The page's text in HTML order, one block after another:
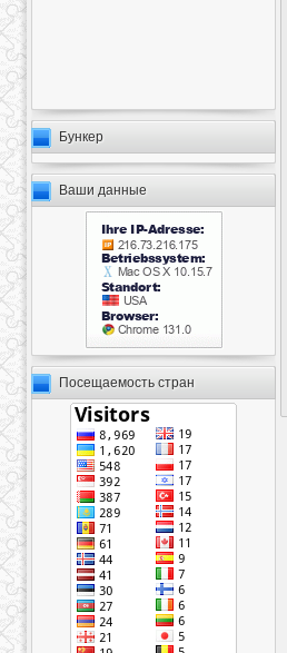
Бункер
Ваши данные
Посещаемость стран